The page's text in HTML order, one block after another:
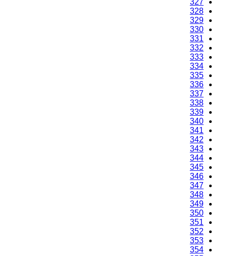
327
328
329
330
331
332
333
334
335
336
337
338
339
340
341
342
343
344
345
346
347
348
349
350
351
352
353
354